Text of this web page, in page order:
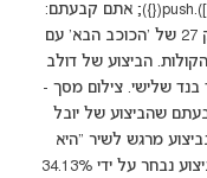
(adsbygoogle = window.adsbygoogle || []).push({}); אתם קבעתם:
יובל רפאל נבחרה לביצוע הטוב ביותר בפרק 27 של 'הכוכב הבא' עם
יודעת". הביצוע זכה ב-34.13% מהקולות. הביצוע של דולב
בנד שלישי. צילום מסך -
שהביצוע של יובל
מרגש לשיר "היא
יודעת" במהלך הפרק ה-27 של התוכנית. הביצוע נבחר על ידי 34.13%